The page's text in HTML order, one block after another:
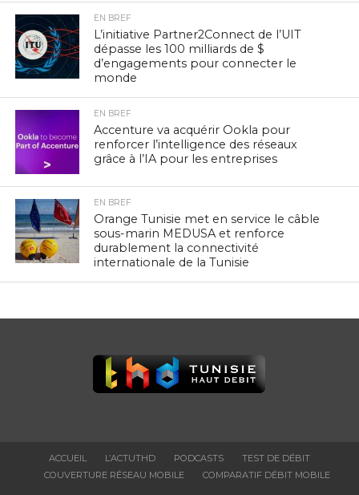
EN BREF
L’initiative Partner2Connect de l’UIT
dépasse les 100 milliards de $
d’engagements pour connecter le
monde
EN BREF
Accenture va acquérir Ookla pour
renforcer l’intelligence des réseaux
grâce à l’IA pour les entreprises
EN BREF
Orange Tunisie met en service le câble
sous-marin MEDUSA et renforce
durablement la connectivité
internationale de la Tunisie
ACCUEIL L’ACTUTHD PODCASTS
TEST DE DÉBIT
COUVERTURE RÉSEAU MOBILE
COMPARATIF DÉBIT MOBILE